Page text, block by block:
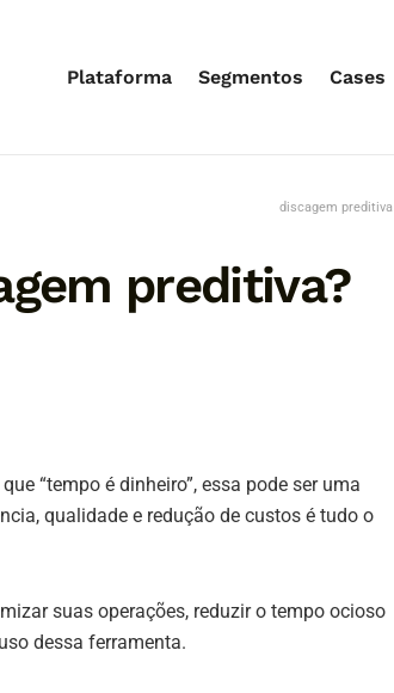
Plataforma Segmentos Cases
discagem preditiva
preditiva?
“tempo é dinheiro”, essa pode ser uma
qualidade e redução de custos é tudo o
suas operações, reduzir o tempo ocioso
dessa ferramenta.